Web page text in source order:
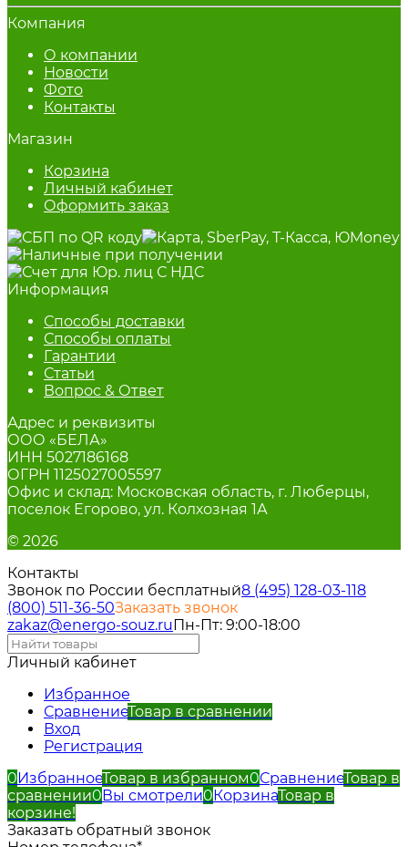
Компания
О компании
Новости
Фото
Контакты
Магазин
Корзина
Личный кабинет
Оформить заказ
Информация
Способы доставки
Способы оплаты
Гарантии
Статьи
Вопрос & Ответ
Адрес и реквизиты
ООО «БЕЛА»
ИНН 5027186168
ОГРН 1125027005597
Офис и склад: Московская область, г. Люберцы,
поселок Егорово, ул. Колхозная 1А
© 2026
Контакты
Звонок по России бесплатный8 (495) 128-03-118
(800) 511-36-50Заказать звонок
zakaz@energo-souz.ruПн-Пт: 9:00-18:00
Личный кабинет
Избранное
СравнениеТовар в сравнении
Вход
Регистрация
0ИзбранноеТовар в избранном0СравнениеТовар в
сравнении0Вы смотрели0КорзинаТовар в
корзине!
Заказать обратный звонок